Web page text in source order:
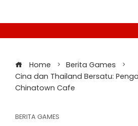
Home
Berita Games
Cina dan Thailand Bersatu:
Chinatown Cafe
BERITA GAMES